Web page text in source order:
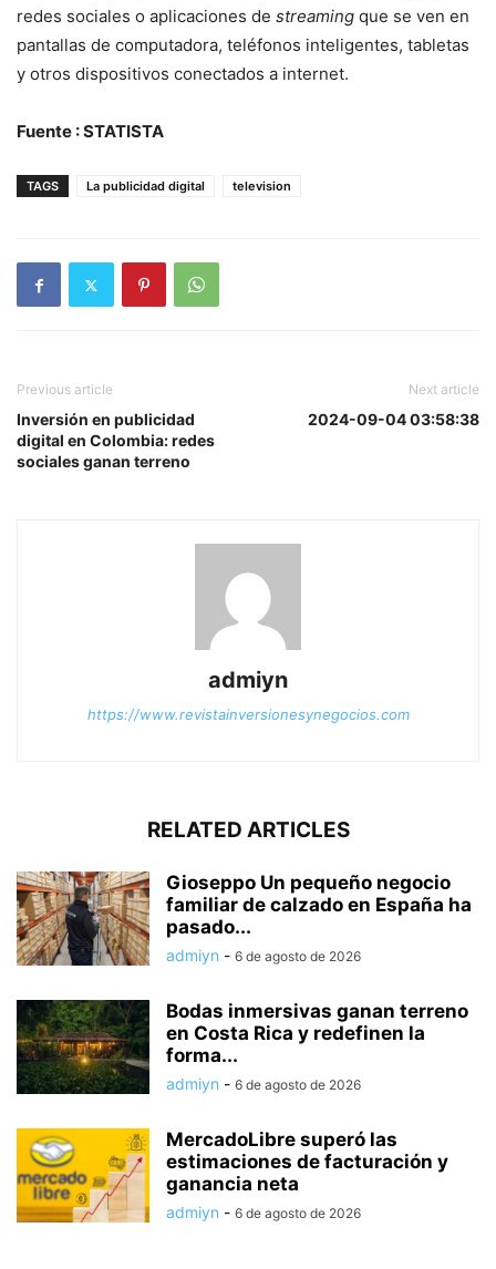
redes sociales o aplicaciones de streaming que se ven en
pantallas de computadora, teléfonos inteligentes, tabletas
y otros dispositivos conectados a internet.
Fuente : STATISTA
TAGS La publicidad digital television
Previous article
Inversión en publicidad
digital en Colombia: redes
sociales ganan terreno
Next article
2024-09-04 03:58:38
admiyn
https://www.revistainversionesynegocios.com
RELATED ARTICLES
Gioseppo Un pequeño negocio
familiar de calzado en España ha
pasado...
admiyn - 6 de agosto de 2026
Bodas inmersivas ganan terreno
en Costa Rica y redefinen la
forma...
admiyn - 6 de agosto de 2026
MercadoLibre superó las
estimaciones de facturación y
ganancia neta
admiyn - 6 de agosto de 2026